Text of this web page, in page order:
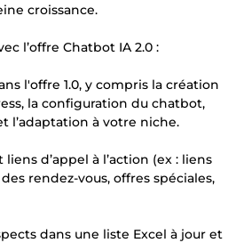
croissance.
l’offre Chatbot IA 2.0 :
l'offre 1.0, y compris la création
la configuration du chatbot,
l’adaptation à votre niche.
d’appel à l’action (ex : liens
rendez-vous, offres spéciales,
dans une liste Excel à jour et